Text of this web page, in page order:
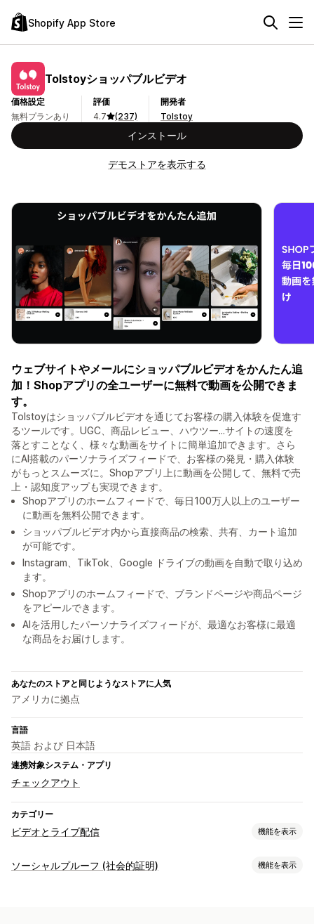
Shopify App Store
Tolstoyショッパブルビデオ
価格設定
無料プランあり
評価
4.7
(237)
開発者
Tolstoy
インストール
デモストアを表示する
ウェブサイトやメールにショッパブルビデオをかんたん追
加！Shopアプリの全ユーザーに無料で動画を公開できま
す。
Tolstoyはショッパブルビデオを通じてお客様の購入体験を促進す
るツールです。UGC、商品レビュー、ハウツー...サイトの速度を
落とすことなく、様々な動画をサイトに簡単追加できます。さら
にAI搭載のパーソナライズフィードで、お客様の発見・購入体験
がもっとスムーズに。Shopアプリ上に動画を公開して、無料で売
上・認知度アップも実現できます。
Shopアプリのホームフィードで、毎日100万人以上のユーザー
に動画を無料公開できます。
ショッパブルビデオ内から直接商品の検索、共有、カート追加
が可能です。
Instagram、TikTok、Google ドライブの動画を自動で取り込め
ます。
Shopアプリのホームフィードで、ブランドページや商品ページ
をアピールできます。
AIを活用したパーソナライズフィードが、最適なお客様に最適
な商品をお届けします。
あなたのストアと同じようなストアに人気
アメリカに拠点
言語
英語 および 日本語
連携対象システム・アプリ
チェックアウト
カテゴリー
ビデオとライブ配信 機能を表示
動画管理
ソーシャルプルーフ (社会的証明) 機能を表示